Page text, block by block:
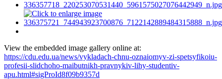
View the embedded image gallery online at:
https://cdu.edu.ua/news/vykladach-chnu-oznaiomyv-zi-spetsyfikoiu-
profesii-slidchoho-maibutnikh-pravnykiv-lihy-studentiv-
apu.html#sigProId8f09b9357d